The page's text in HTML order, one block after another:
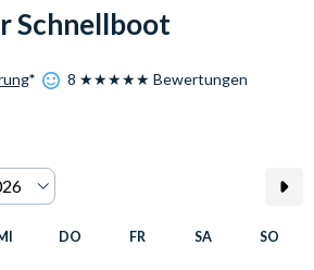
Schnellboot
*
8 ★★★★★ Bewertungen
DO FR SA SO